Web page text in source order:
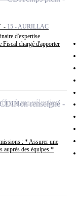
- 15 - AURILLAC
d'expertise
Fiscal chargé d'apporter
: * Assurer une
auprès des équipes *
CDINon renseigné
à ma sélection